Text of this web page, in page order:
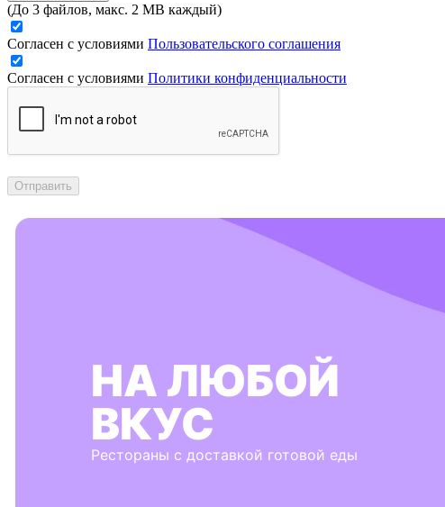
(До 3 файлов, макс. 2 MB каждый)
Согласен с условиями Пользовательского соглашения
Согласен с условиями Политики конфиденциальности
Отправить
НА ЛЮБОЙ
ВКУС
Рестораны с доставкой готовой еды